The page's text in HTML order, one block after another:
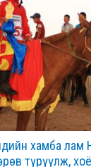
хамба лам
түрүүлж,